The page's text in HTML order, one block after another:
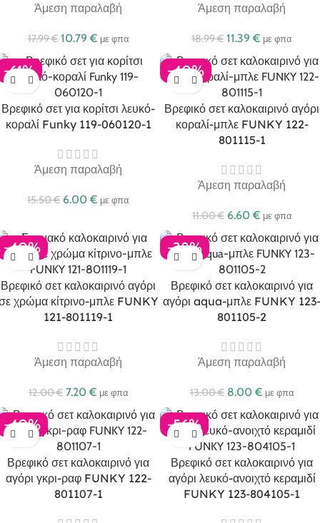
Άμεση παραλαβή
17.99€ 10.79 € με φπα
Άμεση παραλαβή
18.99€ 11.39 € με φπα
-61%
Βρεφικό σετ για κορίτσι λευκό-
κοραλί Funky 119-060120-1
Άμεση παραλαβή
15.50€ 6.00 € με φπα
-40%
Βρεφικό σετ καλοκαιρινό αγόρι
κοραλί-μπλε FUNKY 122-
801115-1
Άμεση παραλαβή
11.00€ 6.60 € με φπα
-40%
Βρεφικό σετ καλοκαιρινό αγόρι
χρώμα κίτρινο-μπλε FUNKY
121-801119-1
Άμεση παραλαβή
12.00€ 7.20 € με φπα
-38%
Βρεφικό σετ καλοκαιρινό για
αγόρι aqua-μπλε FUNKY 123-
801105-2
Άμεση παραλαβή
13.00€ 8.00 € με φπα
-40%
Βρεφικό σετ καλοκαιρινό για
αγόρι γκρι-ραφ FUNKY 122-
801107-1
-56%
Βρεφικό σετ καλοκαιρινό για
αγόρι λευκό-ανοιχτό κεραμιδί
FUNKY 123-804105-1